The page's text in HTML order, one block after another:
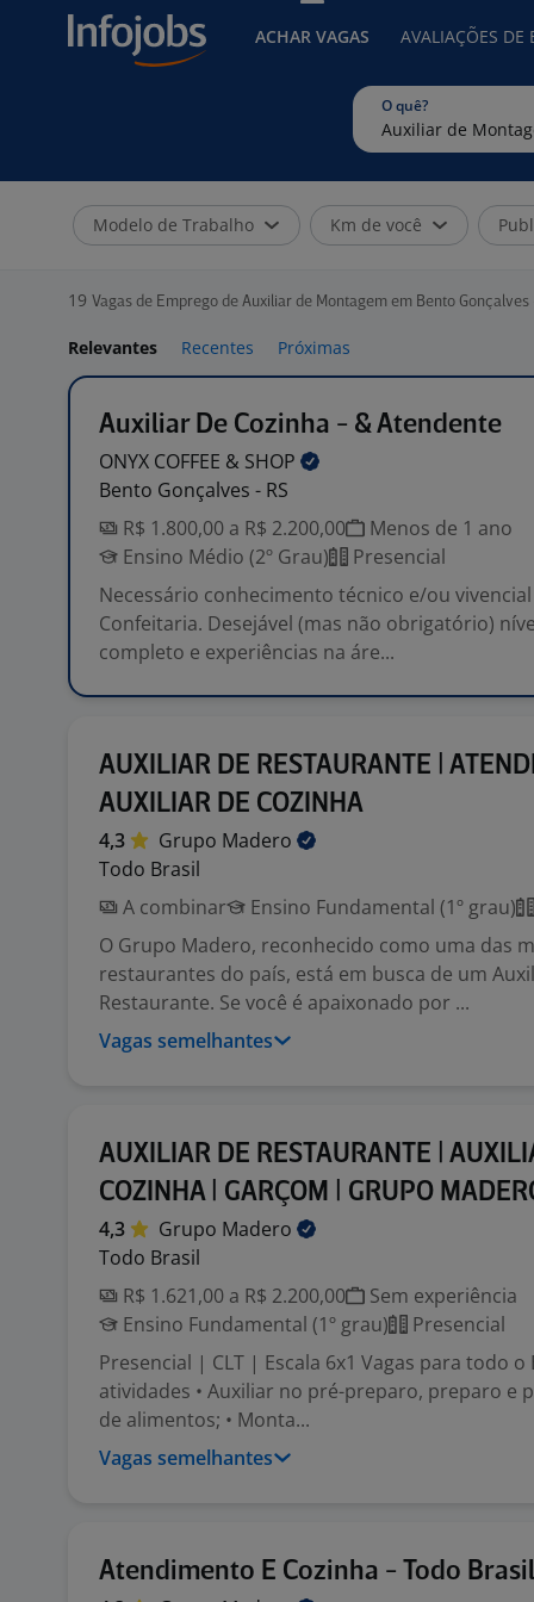
ACHAR VAGAS AVALIAÇÕES DE
O quê?
Modelo de Trabalho Km de você
19 Vagas de Emprego de Auxiliar de Montagem em Bento Gonçalves
Relevantes Recentes Próximas
Auxiliar De Cozinha - & Atendente
ONYX COFFEE & SHOP
Bento Gonçalves - RS
R$ 1.800,00 a R$ 2.200,00
Menos de 1 ano
Ensino Médio (2º Grau)
Presencial
Necessário conhecimento técnico e/ou
Confeitaria. Desejável (mas não obrigatório)
completo e experiências na áre...
AUXILIAR DE RESTAURANTE |
AUXILIAR DE COZINHA
4,3 Grupo Madero
Todo Brasil
A combinar
Ensino Fundamental (1º grau)
O Grupo Madero, reconhecido como uma das
restaurantes do país, está em busca de um
Restaurante. Se você é apaixonado por ...
Vagas semelhantes
AUXILIAR DE RESTAURANTE |
COZINHA | GARÇOM | GRUPO
4,3 Grupo Madero
Todo Brasil
R$ 1.621,00 a R$ 2.200,00
Sem experiência
Ensino Fundamental (1º grau)
Presencial
Presencial | CLT | Escala 6x1 Vagas para todo
atividades • Auxiliar no pré-preparo, preparo e
de alimentos; • Monta...
Vagas semelhantes
Atendimento E Cozinha - Todo Brasil